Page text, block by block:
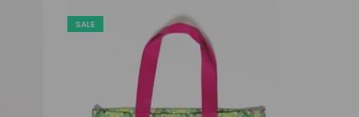
SALE